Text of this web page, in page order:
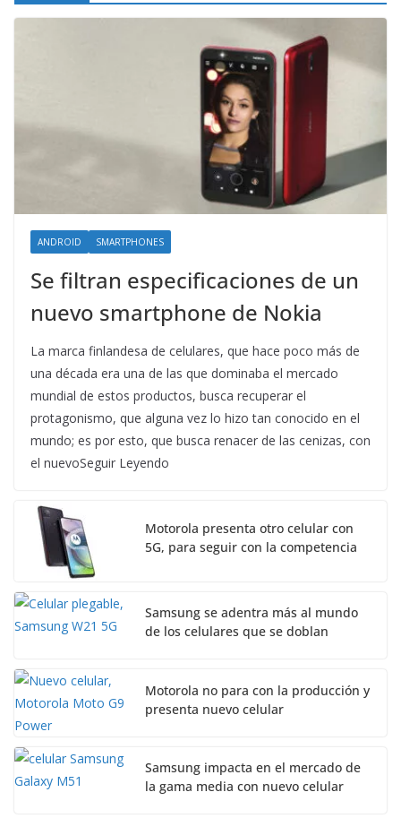
ANDROID SMARTPHONES
Se filtran especificaciones de un
nuevo smartphone de Nokia
La marca finlandesa de celulares, que hace poco más de
una década era una de las que dominaba el mercado
mundial de estos productos, busca recuperar el
protagonismo, que alguna vez lo hizo tan conocido en el
mundo; es por esto, que busca renacer de las cenizas, con
el nuevoSeguir Leyendo
Motorola presenta otro celular con
5G, para seguir con la competencia
Samsung se adentra más al mundo
de los celulares que se doblan
Motorola no para con la producción y
presenta nuevo celular
Samsung impacta en el mercado de
la gama media con nuevo celular